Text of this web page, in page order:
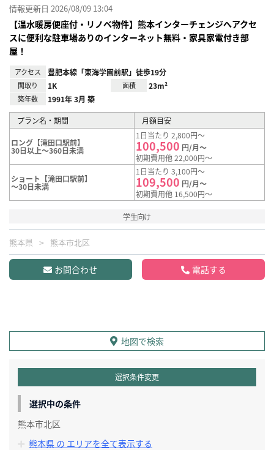
情報更新日 2026/08/09 13:04
【温水暖房便座付・リノベ物件】熊本インターチェンジへアクセ
スに便利な駐車場ありのインターネット無料・家具家電付き部
屋！
アクセス 豊肥本線「東海学園前駅」徒歩19分
間取り 1K 面積 23m²
築年数 1991年 3月 築
プラン名・期間 月額目安
ロング【滝田口駅前】
30日以上～360日未満
1日当たり 2,800円～
100,500 円/月～
初期費用他 22,000円～
ショート【滝田口駅前】
～30日未満
1日当たり 3,100円～
109,500 円/月～
初期費用他 16,500円～
学生向け
熊本県 熊本市北区
お問合わせ 電話する
地図で検索
選択条件変更
選択中の条件
熊本市北区
熊本県 の エリアを全て表示する